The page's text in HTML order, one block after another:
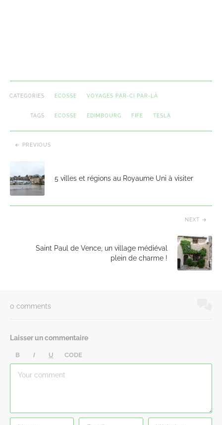
CATEGORIES ECOSSE VOYAGES PAR-CI PAR-LÀ
TAGS ECOSSE EDIMBOURG FIFE TESLA
PREVIOUS
5 villes et régions au Royaume Uni à visiter
NEXT
Saint Paul de Vence, un village médiéval
plein de charme !
0 comments
Laisser un commentaire
B I U CODE